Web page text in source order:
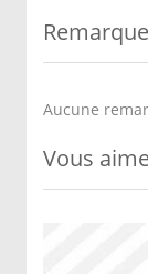
Aucune
Vous